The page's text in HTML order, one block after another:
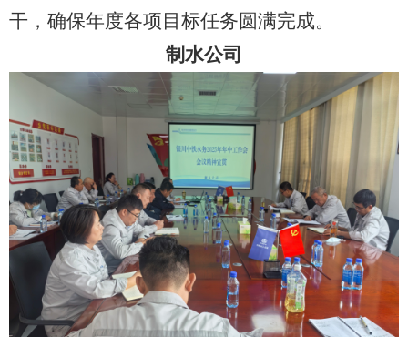
干，确保年度各项目标任务圆满完成。
制水公司